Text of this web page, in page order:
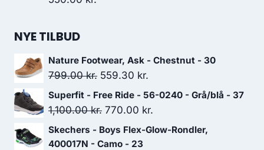
NYE TILBUD
Nature Footwear, Ask - Chestnut - 30
799.00kr. Den
oprindelige
pris
799.00 kr..
559.30 kr.
aktuelle
pris
Superfit - Free Ride - 56-0240 - Grå/blå - 37
1,100.00kr. Den
oprindelige
pris
770.00 kr.
aktuelle
Skechers - Boys Flex-Glow-Rondler,
400017N - Camo - 23